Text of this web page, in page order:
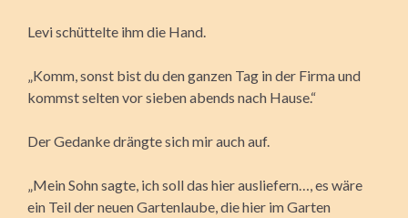
Levi schüttelte ihm die Hand.
„Komm, sonst bist du den ganzen Tag in der Firma und
kommst selten vor sieben abends nach Hause.“
Der Gedanke drängte sich mir auch auf.
„Mein Sohn sagte, ich soll das hier ausliefern…, es wäre
ein Teil der neuen Gartenlaube, die hier im Garten